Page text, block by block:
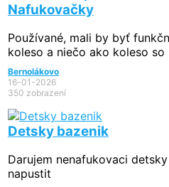
Nafukovačky
Používané, mali by byť
koleso a niečo ako koleso so
Bernolákovo
16-01-2026
350 zobrazení
Detsky bazenik
Darujem nenafukovaci
napustit